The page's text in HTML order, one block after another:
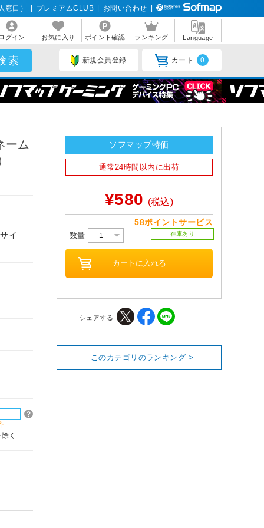
窓口） プレミアムCLUB お問い合わせ
ログイン お気に入り ポイント確認 ランキング Language
新規会員登録 カート 0
ーム
）
イ
く
ソフマップ特価
通常24時間以内に出荷
¥580 (税込)
58ポイントサービス
数量 在庫あり
シェアする
このカテゴリのランキング >